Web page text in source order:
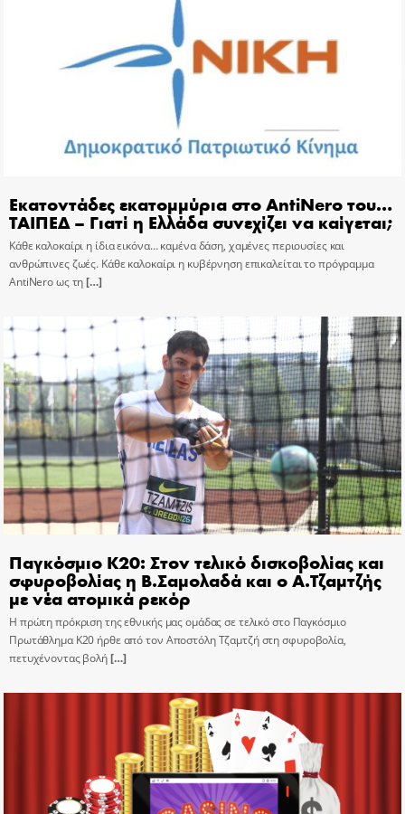
Εκατοντάδες εκατομμύρια στο AntiNero του…
ΤΑΙΠΕΔ – Γιατί η Ελλάδα συνεχίζει να καίγεται;
Κάθε καλοκαίρι η ίδια εικόνα… καμένα δάση, χαμένες περιουσίες και
ανθρώπινες ζωές. Κάθε καλοκαίρι η κυβέρνηση επικαλείται το πρόγραμμα
AntiNero ως τη[…]
Παγκόσμιο Κ20: Στον τελικό δισκοβολίας και
σφυροβολίας η Β.Σαμολαδά και ο Α.Τζαμτζής
με νέα ατομικά ρεκόρ
Η πρώτη πρόκριση της εθνικής μας ομάδας σε τελικό στο Παγκόσμιο
Πρωτάθλημα Κ20 ήρθε από τον Αποστόλη Τζαμτζή στη σφυροβολία,
πετυχένοντας βολή[…]